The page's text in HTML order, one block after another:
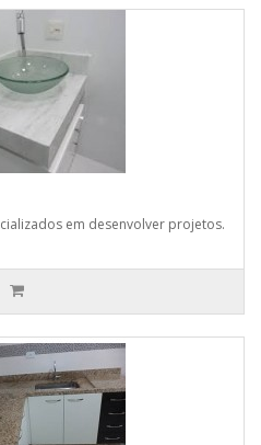
em desenvolver projetos.